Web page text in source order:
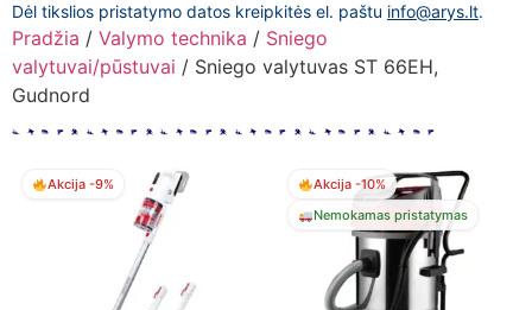
Dėl tikslios pristatymo datos kreipkitės el. paštu info@arys.lt.
Pradžia / Valymo technika / Sniego
valytuvai/pūstuvai / Sniego valytuvas ST 66EH,
Gudnord
Akcija -9%
Akcija -10%
Nemokamas pristatymas